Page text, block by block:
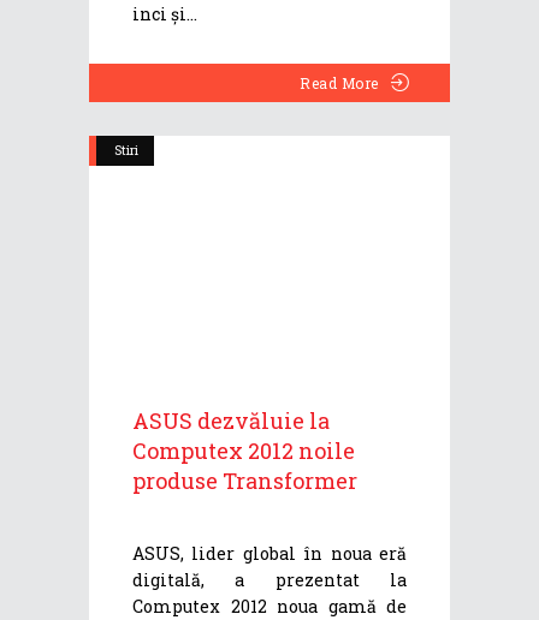
inci și
Read More
Stiri
ASUS dezvăluie la
Computex 2012 noile
produse Transformer
ASUS, lider global în noua eră
digitală, a prezentat la
Computex 2012 noua gamă de